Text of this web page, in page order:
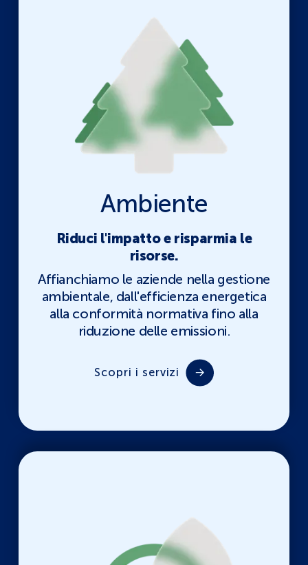
Ambiente
Riduci l'impatto e risparmia le
risorse.
Affianchiamo le aziende nella gestione
ambientale, dall'efficienza energetica
alla conformità normativa fino alla
riduzione delle emissioni.
Scopri i servizi